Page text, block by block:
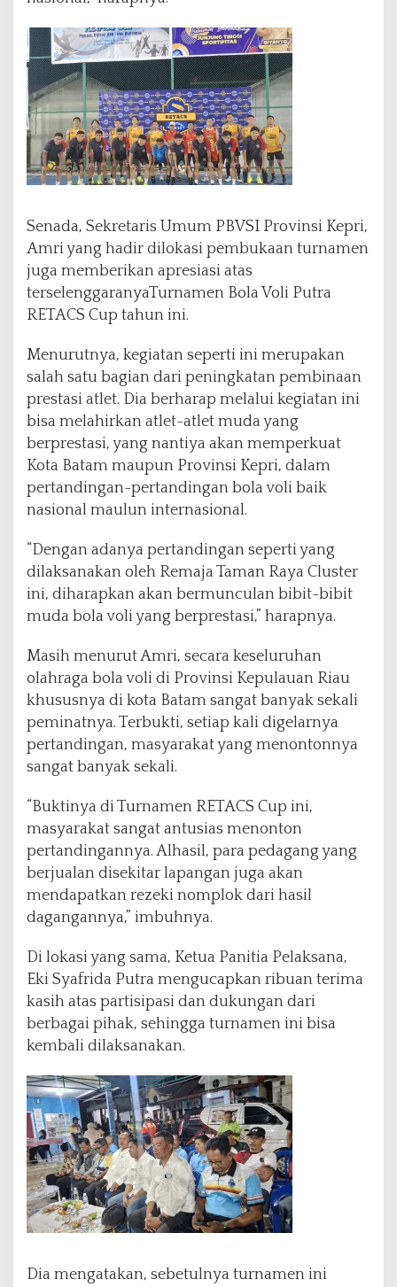
Senada, Sekretaris Umum PBVSI Provinsi Kepri,
Amri yang hadir dilokasi pembukaan turnamen
juga memberikan apresiasi atas
terselenggaranyaTurnamen Bola Voli Putra
RETACS Cup tahun ini.
Menurutnya, kegiatan seperti ini merupakan
salah satu bagian dari peningkatan pembinaan
prestasi atlet. Dia berharap melalui kegiatan ini
bisa melahirkan atlet-atlet muda yang
berprestasi, yang nantiya akan memperkuat
Kota Batam maupun Provinsi Kepri, dalam
pertandingan-pertandingan bola voli baik
nasional maulun internasional.
“Dengan adanya pertandingan seperti yang
dilaksanakan oleh Remaja Taman Raya Cluster
ini, diharapkan akan bermunculan bibit-bibit
muda bola voli yang berprestasi,” harapnya.
Masih menurut Amri, secara keseluruhan
olahraga bola voli di Provinsi Kepulauan Riau
khususnya di kota Batam sangat banyak sekali
peminatnya. Terbukti, setiap kali digelarnya
pertandingan, masyarakat yang menontonnya
sangat banyak sekali.
“Buktinya di Turnamen RETACS Cup ini,
masyarakat sangat antusias menonton
pertandingannya. Alhasil, para pedagang yang
berjualan disekitar lapangan juga akan
mendapatkan rezeki nomplok dari hasil
dagangannya,” imbuhnya.
Di lokasi yang sama, Ketua Panitia Pelaksana,
Eki Syafrida Putra mengucapkan ribuan terima
kasih atas partisipasi dan dukungan dari
berbagai pihak, sehingga turnamen ini bisa
kembali dilaksanakan.
Dia mengatakan, sebetulnya turnamen ini